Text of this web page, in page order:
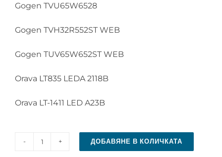
Gogen TVU65W6528
Gogen TVH32R552ST WEB
Gogen TUV65W652ST WEB
Orava LT835 LEDA 2118B
Orava LT-1411 LED A23B
количество
ДОБАВЯНЕ В КОЛИЧКАТА